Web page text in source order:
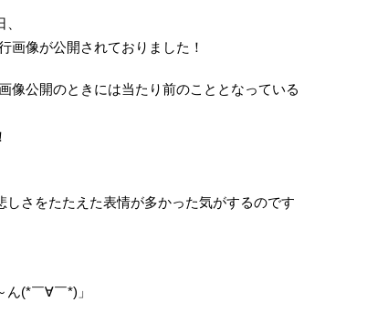
画像が公開されておりました！
像公開のときには当たり前のこととなっている
さをたたえた表情が多かった気がするのです
ん(*￣∀￣*)」